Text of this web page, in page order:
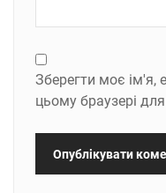
Зберегти моє ім'я,
цьому браузері